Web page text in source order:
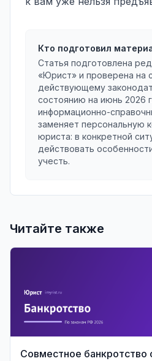
Кто подготовил
Статья подготовлена
«Юрист» и проверена на
действующему
состоянию на июнь 2026
информационно-
заменяет персональную
юриста: в конкретной
действовать
учесть.
Читайте также
Совместное банкротство